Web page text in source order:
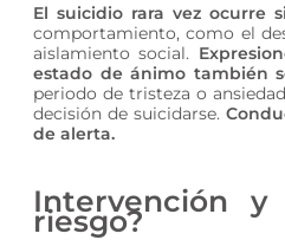
El suicidio rara vez ocurre
comportamiento, como el
aislamiento social.
estado de ánimo también
periodo de tristeza o
decisión de suicidarse.
de alerta.
Intervención
riesgo?